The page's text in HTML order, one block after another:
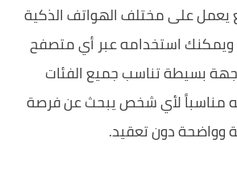
يعمل على مختلف الهواتف الذكية
ويمكنك استخدامه عبر أي متصفح
بسيطة تناسب جميع الفئات
مناسباً لأي شخص يبحث عن فرصة
دون تعقيد.